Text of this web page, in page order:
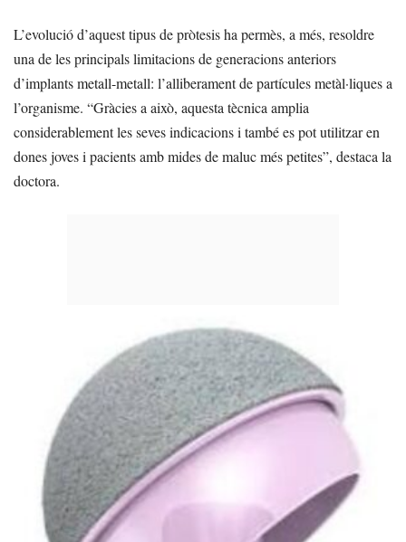
L’evolució d’aquest tipus de pròtesis ha permès, a més, resoldre
una de les principals limitacions de generacions anteriors
d’implants metall-metall: l’alliberament de partícules metàl·liques a
l’organisme. “Gràcies a això, aquesta tècnica amplia
considerablement les seves indicacions i també es pot utilitzar en
dones joves i pacients amb mides de maluc més petites”, destaca la
doctora.